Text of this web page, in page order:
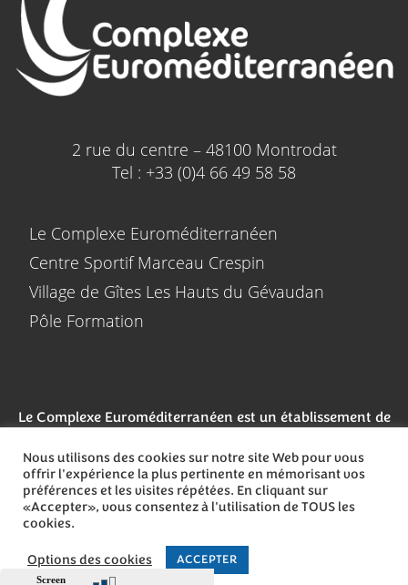
2 rue du centre – 48100 Montrodat
Tel : +33 (0)4 66 49 58 58
Le Complexe Euroméditerranéen
Centre Sportif Marceau Crespin
Village de Gîtes Les Hauts du Gévaudan
Pôle Formation
Le Complexe Euroméditerranéen est un établissement de
Nous utilisons des cookies sur notre site Web pour vous
offrir l'expérience la plus pertinente en mémorisant vos
préférences et les visites répétées. En cliquant sur
«Accepter», vous consentez à l'utilisation de TOUS les
cookies.
Options des cookies ACCEPTER